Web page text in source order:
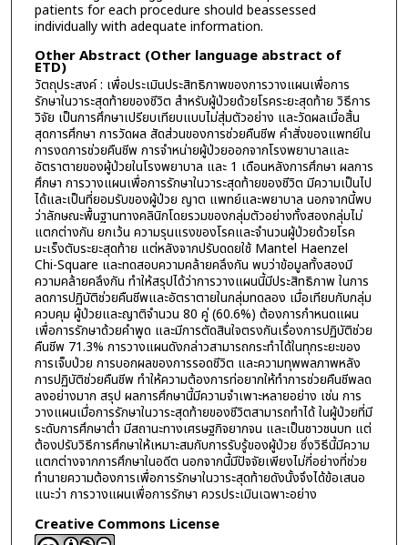
patients for each procedure should beassessed
individually with adequate information.
Other Abstract (Other language abstract of
ETD)
วัตถุประสงค์ : เพื่อประเมินประสิทธิภาพของการวางแผนเพื่อการ
รักษาในวาระสุดท้ายของชีวิต สำหรับผู้ป่วยด้วยโรคระยะสุดท้าย วิธีการ
วิจัย เป็นการศึกษาเปรียบเทียบแบบไม่สุ่มตัวอย่าง และวัดผลเมื่อสิ้น
สุดการศึกษา การวัดผล สัดส่วนของการช่วยคืนชีพ คำสั่งของแพทย์ใน
การงดการช่วยคืนชีพ การจำหน่ายผู้ป่วยออกจากโรงพยาบาลและ
อัตราตายของผู้ป่วยในโรงพยาบาล และ 1 เดือนหลังการศึกษา ผลการ
ศึกษา การวางแผนเพื่อการรักษาในวาระสุดท้ายของชีวิต มีความเป็นไป
ได้และเป็นที่ยอมรับของผู้ป่วย ญาต แพทย์และพยาบาล นอกจากนี้พบ
ว่าลักษณะพื้นฐานทางคลินิกโดยรวมของกลุ่มตัวอย่างทั้งสองกลุ่มไม่
แตกต่างกัน ยกเว้น ความรุนแรงของโรคและจำนวนผู้ป่วยด้วยโรค
มะเร็งตับระยะสุดท้าย แต่หลังจากปรับดดยใช้ Mantel Haenzel
Chi-Square และทดสอบความคล้ายคลึงกัน พบว่าข้อมูลทั้งสองมี
ความคล้ายคลึงกัน ทำให้สรุปได้ว่าการวางแผนนี้มีประสิทธิภาพ ในการ
ลดการปฏิบัติช่วยคืนชีพและอัตราตายในกลุ่มทดลอง เมื่อเทียบกับกลุ่ม
ควบคุม ผู้ป่วยและญาติจำนวน 80 คู่ (60.6%) ต้องการกำหนดแผน
เพื่อการรักษาด้วยคำพูด และมีการตัดสินใจตรงกันเรื่องการปฏิบัติช่วย
คืนชีพ 71.3% การวางแผนดังกล่าวสามารถกระทำได้ในทุกระยะของ
การเจ็บป่วย การบอกผลของการรอดชีวิต และความทุพพลภาพหลัง
การปฏิบัติช่วยคืนชีพ ทำให้ความต้องการท่อยากให้ทำการช่วยคืนชีพลด
ลงอย่างมาก สรุป ผลการศึกษานี้มีความจำเพาะหลายอย่าง เช่น การ
วางแผนเมื่อการรักษาในวาระสุดท้ายของชีวิตสามารถทำได้ ในผู้ป่วยที่มี
ระดับการศึกษาต่ำ มีสถานะทางเศรษฐกิจยากจน และเป็นชาวชนบท แต่
ต้องปรับวิธีการศึกษาให้เหมาะสมกับการรับรู้ของผู้ป่วย ซึ่งวิธีนี้มีความ
แตกต่างจากการศึกษาในอดีต นอกจากนี้มีปัจจัยเพียงไม่กี่อย่างที่ช่วย
ทำนายความต้องการเพื่อการรักษาในวาระสุดท้ายดังนั้งจึงได้ข้อเสนอ
แนะว่า การวางแผนเพื่อการรักษา ควรประเมินเฉพาะอย่าง
Creative Commons License